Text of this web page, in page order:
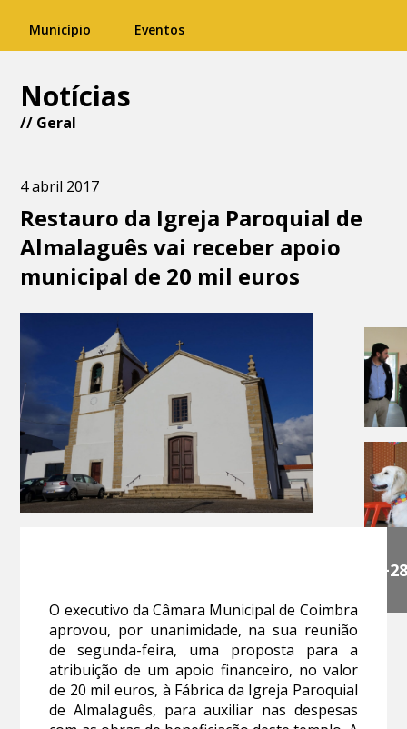
Município Eventos
Notícias
// Geral
4 abril 2017
Restauro da Igreja Paroquial de
Almalaguês vai receber apoio
municipal de 20 mil euros
+28
O executivo da Câmara Municipal de Coimbra
aprovou, por unanimidade, na sua reunião
de segunda-feira, uma proposta para a
atribuição de um apoio financeiro, no valor
de 20 mil euros, à Fábrica da Igreja Paroquial
de Almalaguês, para auxiliar nas despesas